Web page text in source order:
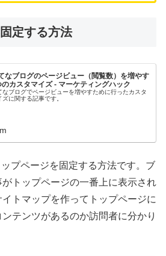
定する方法
なブログのページビュー（閲覧数）を増やす
のカスタマイズ - マーケティングハック
なブログでページビューを増やすために行ったカスタ
ズに関する記事です。
プページを固定する方法です。ブ
トップページの一番上に表示され
トマップを作ってトップページに
テンツがあるのか訪問者に分かり